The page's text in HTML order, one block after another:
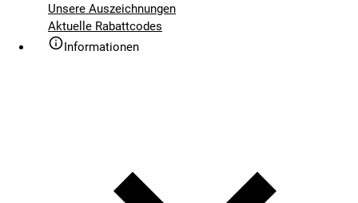
Unsere Auszeichnungen
Aktuelle Rabattcodes
Informationen